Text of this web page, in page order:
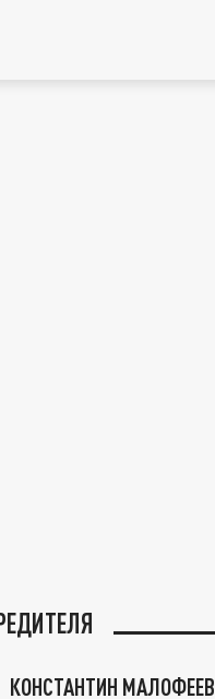
КОНСТАНТИН МАЛОФЕЕВ